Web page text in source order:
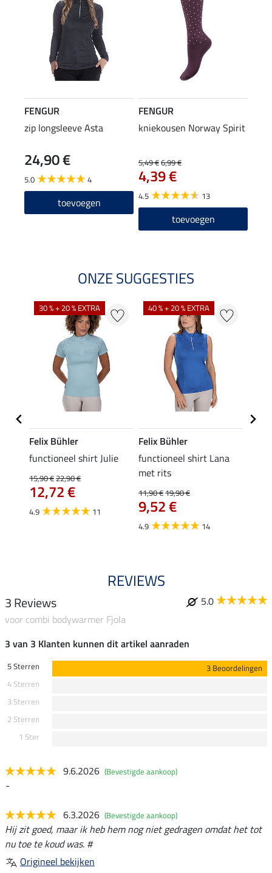
FENGUR
zip longsleeve Asta
24,90 €
5.0 4
toevoegen
FENGUR
kniekousen Norway Spirit
5,49 €6,99 €
4,39 €
4.5 13
toevoegen
ONZE SUGGESTIES
30 % + 20 % EXTRA
Felix Bühler
functioneel shirt Julie
15,90 €22,90 €
12,72 €
4.9 11
40 % + 20 % EXTRA
Felix Bühler
functioneel shirt Lana
met rits
11,90 €19,90 €
9,52 €
4.9 14
REVIEWS
3 Reviews
5.0
voor combi bodywarmer Fjola
3 van 3 Klanten kunnen dit artikel aanraden
5 Sterren
3 Beoordelingen
4 Sterren
3 Sterren
2 Sterren
1 Ster
9.6.2026 (Bevestigde aankoop)
-
6.3.2026 (Bevestigde aankoop)
Hij zit goed, maar ik heb hem nog niet gedragen omdat het tot
nu toe te koud was. #
Origineel bekijken